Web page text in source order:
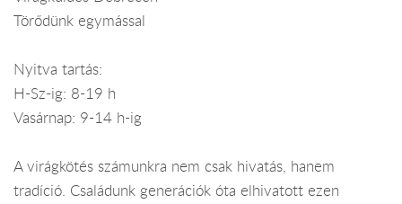
Törődünk egymással
Nyitva tartás:
H-Sz-ig: 8-19 h
Vasárnap: 9-14 h-ig
A virágkötés számunkra nem csak hivatás, hanem
tradíció. Családunk generációk óta elhivatott ezen